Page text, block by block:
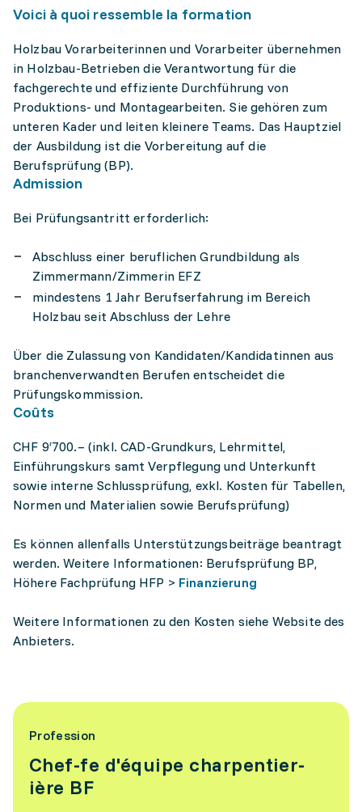
Voici à quoi ressemble la formation
Holzbau Vorarbeiterinnen und Vorarbeiter übernehmen
in Holzbau-Betrieben die Verantwortung für die
fachgerechte und effiziente Durchführung von
Produktions- und Montagearbeiten. Sie gehören zum
unteren Kader und leiten kleinere Teams. Das Hauptziel
der Ausbildung ist die Vorbereitung auf die
Berufsprüfung (BP).
Admission
Bei Prüfungsantritt erforderlich:
Abschluss einer beruflichen Grundbildung als
Zimmermann/Zimmerin EFZ
mindestens 1 Jahr Berufserfahrung im Bereich
Holzbau seit Abschluss der Lehre
Über die Zulassung von Kandidaten/Kandidatinnen aus
branchenverwandten Berufen entscheidet die
Prüfungskommission.
Coûts
CHF 9‘700.– (inkl. CAD-Grundkurs, Lehrmittel,
Einführungskurs samt Verpflegung und Unterkunft
sowie interne Schlussprüfung, exkl. Kosten für Tabellen,
Normen und Materialien sowie Berufsprüfung)
Es können allenfalls Unterstützungsbeiträge beantragt
werden. Weitere Informationen: Berufsprüfung BP,
Höhere Fachprüfung HFP > Finanzierung
Weitere Informationen zu den Kosten siehe Website des
Anbieters.
Profession
Chef-fe d'équipe charpentier-
ière BF